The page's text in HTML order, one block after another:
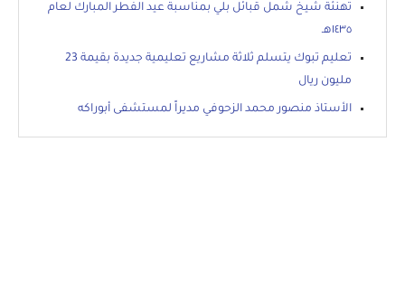
تهنئة شيخ شمل قبائل بلي بمناسبة عيد الفطر المبارك لعام
١٤٣٥هـ
تعليم تبوك يتسلم ثلاثة مشاريع تعليمية جديدة بقيمة 23
مليون ريال
الأستاذ منصور محمد الزحوفي مديراً لمستشفى أبوراكه